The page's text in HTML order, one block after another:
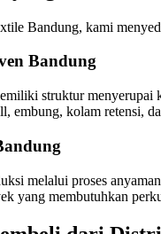
Bandung, kami
Bandung
struktur menyerupai
embung, kolam retensi,
melalui proses
yang membutuhkan